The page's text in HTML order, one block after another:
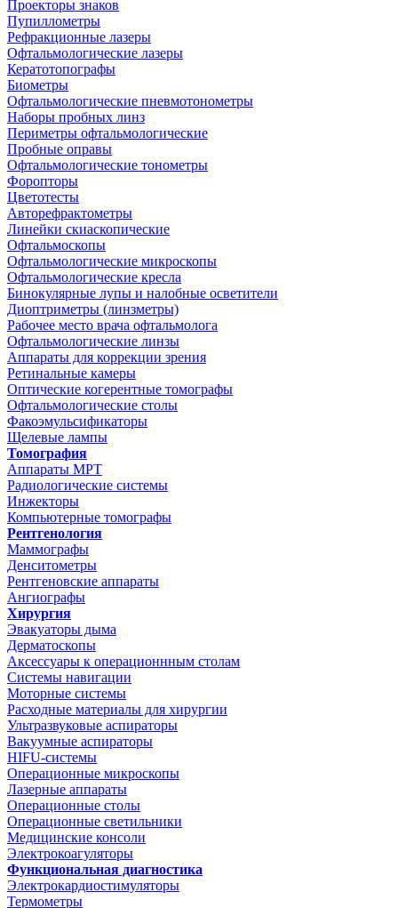
Проекторы знаков
Пупиллометры
Рефракционные лазеры
Офтальмологические лазеры
Кератотопографы
Биометры
Офтальмологические пневмотонометры
Наборы пробных линз
Периметры офтальмологические
Пробные оправы
Офтальмологические тонометры
Форопторы
Цветотесты
Авторефрактометры
Линейки скиаскопические
Офтальмоскопы
Офтальмологические микроскопы
Офтальмологические кресла
Бинокулярные лупы и налобные осветители
Диоптриметры (линзметры)
Рабочее место врача офтальмолога
Офтальмологические линзы
Аппараты для коррекции зрения
Ретинальные камеры
Оптические когерентные томографы
Офтальмологические столы
Факоэмульсификаторы
Щелевые лампы
Томография
Аппараты МРТ
Радиологические системы
Инжекторы
Компьютерные томографы
Рентгенология
Маммографы
Денситометры
Рентгеновские аппараты
Ангиографы
Хирургия
Эвакуаторы дыма
Дерматоскопы
Аксессуары к операционнным столам
Системы навигации
Моторные системы
Расходные материалы для хирургии
Ультразвуковые аспираторы
Вакуумные аспираторы
HIFU-системы
Операционные микроскопы
Лазерные аппараты
Операционные столы
Операционные светильники
Медицинские консоли
Электрокоагуляторы
Функциональная диагностика
Электрокардиостимуляторы
Термометры